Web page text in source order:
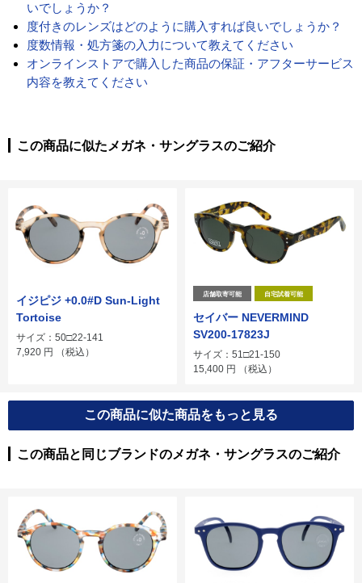
いでしょうか？
度付きのレンズはどのように購入すれば良いでしょうか？
度数情報・処方箋の入力について教えてください
オンラインストアで購入した商品の保証・アフターサービス
内容を教えてください
この商品に似たメガネ・サングラスのご紹介
イジピジ +0.0#D Sun-Light
Tortoise
サイズ：50□22-141
7,920 円 （税込）
店舗取寄可能 自宅試着可能
セイバー NEVERMIND
SV200-17823J
サイズ：51□21-150
15,400 円 （税込）
この商品に似た商品をもっと見る
この商品と同じブランドのメガネ・サングラスのご紹介